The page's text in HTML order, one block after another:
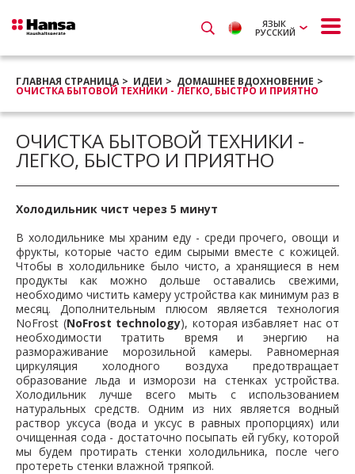
ЯЗЫК
РУССКИЙ
ГЛАВНАЯ СТРАНИЦА ИДЕИ ДОМАШНЕЕ ВДОХНОВЕНИЕ
ОЧИСТКА БЫТОВОЙ ТЕХНИКИ - ЛЕГКО, БЫСТРО И ПРИЯТНО
ОЧИСТКА БЫТОВОЙ ТЕХНИКИ -
ЛЕГКО, БЫСТРО И ПРИЯТНО
Холодильник чист через 5 минут
В холодильнике мы храним еду - среди прочего, овощи и
фрукты, которые часто едим сырыми вместе с кожицей.
Чтобы в холодильнике было чисто, а хранящиеся в нем
продукты как можно дольше оставались свежими,
необходимо чистить камеру устройства как минимум раз в
месяц. Дополнительным плюсом является технология
NoFrost (NoFrost technology), которая избавляет нас от
необходимости тратить время и энергию на
размораживание морозильной камеры. Равномерная
циркуляция холодного воздуха предотвращает
образование льда и изморози на стенках устройства.
Холодильник лучше всего мыть с использованием
натуральных средств. Одним из них является водный
раствор уксуса (вода и уксус в равных пропорциях) или
очищенная сода - достаточно посыпать ей губку, которой
мы будем протирать стенки холодильника, после чего
протереть стенки влажной тряпкой.